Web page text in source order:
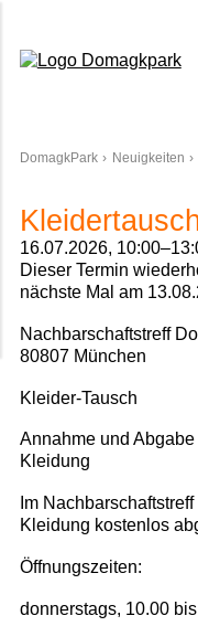
DomagkPark Neuigkeiten
16.07.2026,
Dieser Termin
nächste Mal am
Nachbarschaftstreff
80807 München
Kleider-Tausch
Annahme und
Kleidung
Im Nachbarschaftstreff
Kleidung kostenlos
Öffnungszeiten:
donnerstags, 10.00